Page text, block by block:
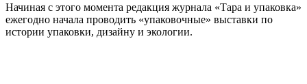
Начиная с этого момента редакция журнала «Тара и упаковка»
ежегодно начала проводить «упаковочные» выставки по
истории упаковки, дизайну и экологии.